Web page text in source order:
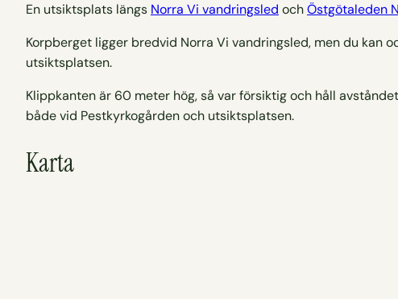
En utsiktsplats längs Norra Vi vandringsled ochÖstgötaleden
Korpberget ligger bredvid Norra Vi vandringsled, men du kan
utsiktsplatsen.
Klippkanten är 60 meter hög, så var försiktig och håll
både vid Pestkyrkogården och utsiktsplatsen.
Karta